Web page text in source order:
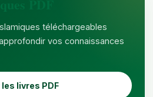
PDF
téléchargeables
vos connaissances
les livres PDF